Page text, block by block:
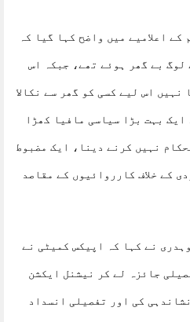
اعلامیے میں واضح کہا گیا کہ
لوگ بے گھر ہوئے تھے، جبکہ اس
نہیں اس لیے کسی کو گھر سے نکالا
بہت بڑا سیاسی مافیا کھڑا
نہیں کرنے دینا، ایک مضبوط
کے خلاف کارروائیوں کے مقاصد
نے کہا کہ اپیکس کمیٹی نے
جائزہ لے کر نیشنل ایکشن
کی اور تفصیلی انسداد